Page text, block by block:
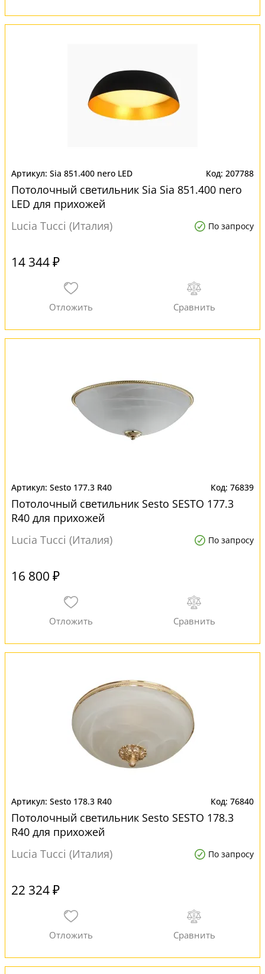
Sia 851.400 nero LED 207788
Потолочный светильник Sia Sia 851.400 nero
LED для прихожей
Lucia Tucci (Италия)
По запросу
14 344 ₽
Sesto 177.3 R40 76839
Потолочный светильник Sesto SESTO 177.3
R40 для прихожей
Lucia Tucci (Италия)
По запросу
16 800 ₽
Sesto 178.3 R40 76840
Потолочный светильник Sesto SESTO 178.3
R40 для прихожей
Lucia Tucci (Италия)
По запросу
22 324 ₽